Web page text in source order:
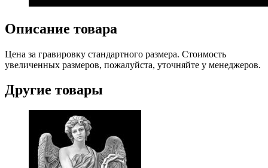
Описание товара
Цена за гравировку стандартного размера. Стоимость
увеличенных размеров, пожалуйста, уточняйте у менеджеров.
Другие товары